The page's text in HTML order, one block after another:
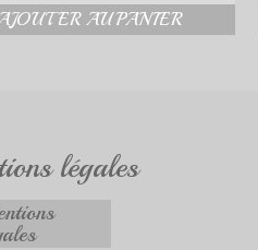
AU PANIER
légales